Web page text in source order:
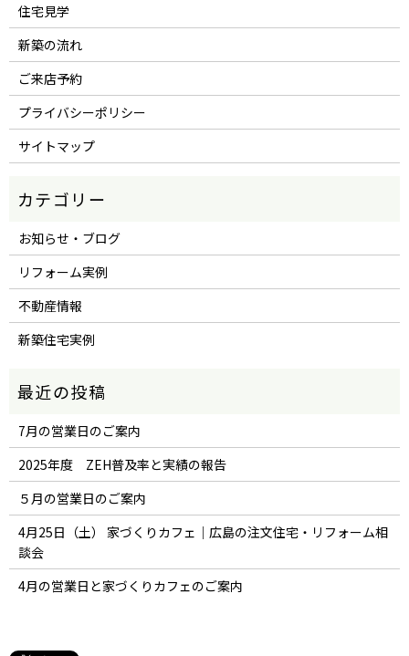
住宅見学
新築の流れ
ご来店予約
プライバシーポリシー
サイトマップ
お知らせ・ブログ
リフォーム実例
不動産情報
新築住宅実例
7月の営業日のご案内
2025年度 ZEH普及率と実績の報告
５月の営業日のご案内
4月25日（土） 家づくりカフェ｜広島の注文住宅・リフォーム相
談会
4月の営業日と家づくりカフェのご案内